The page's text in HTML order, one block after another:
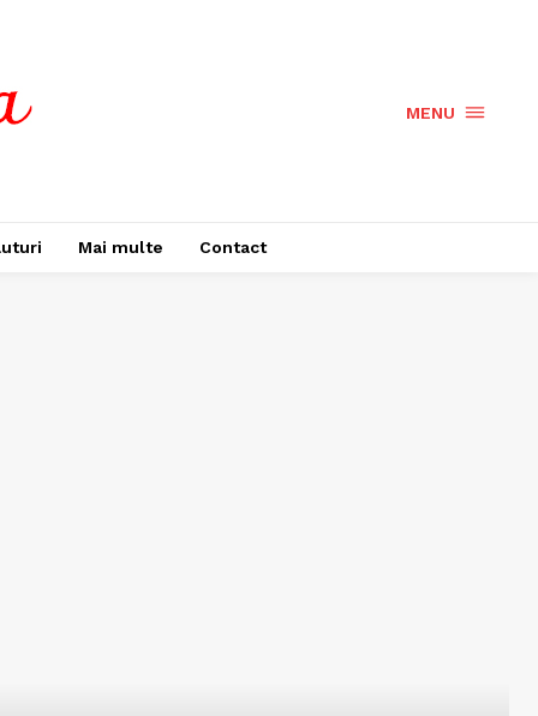
MENU
Mai multe Contact